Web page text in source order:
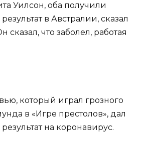
Уилсон, оба получили
в Австралии, сказал
сказал, что заболел, работая
который играл грозного
в «Игре престолов», дал
на коронавирус.